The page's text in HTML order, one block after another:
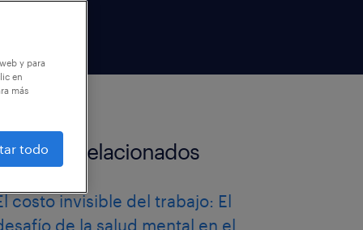
relacionados
costo invisible del trabajo: El
de la salud mental en el
y para
en
más
todo